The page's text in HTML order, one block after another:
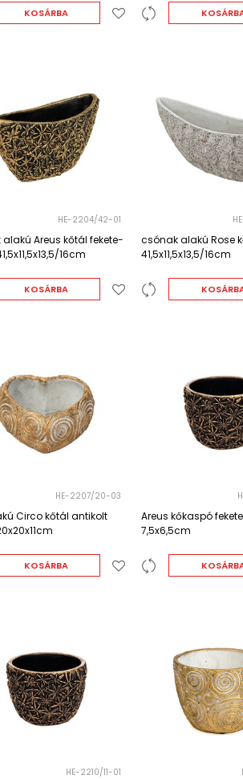
KOSÁRBA
HE-2204/42-01
Areus kőtál fekete-
16cm
KOSÁRBA
csónak alakú Rose
41,5x11,5x13,5/16cm
HE-2207/20-03
Circo kőtál antikolt
KOSÁRBA
Areus kőkaspó
7,5x6,5cm
HE-2210/11-01